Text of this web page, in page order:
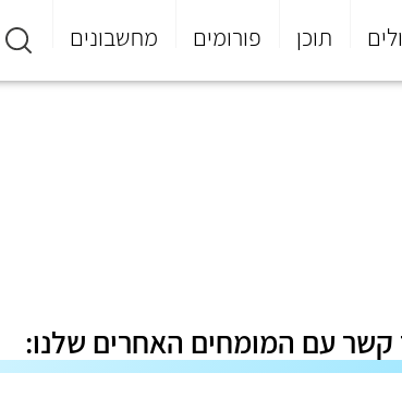
תוכן פורומים מחשבונים
קשר עם המומחים האחרים שלנו: